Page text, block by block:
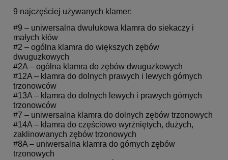
9 najczęściej używanych klamer:
#9 – uniwersalna dwułukowa klamra do siekaczy i
małych kłów
#2 – ogólna klamra do większych zębów
dwuguzkowych
#2A – ogólna klamra do zębów dwuguzkowych
#12A – klamra do dolnych prawych i lewych górnych
trzonowców
#13A – klamra do dolnych lewych i prawych górnych
trzonowców
#7 – uniwersalna klamra do dolnych zębów trzonowych
#14A – klamra do częściowo wyrżniętych, dużych,
zaklinowanych zębów trzonowych
#8A – uniwersalna klamra do górnych zębów
trzonowych